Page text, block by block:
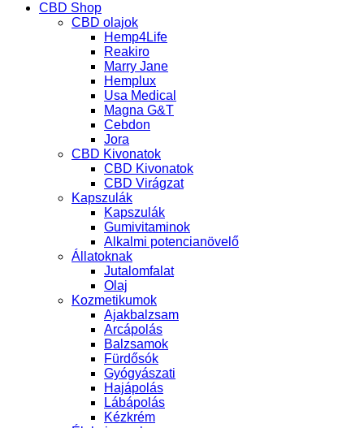
CBD Shop
CBD olajok
Hemp4Life
Reakiro
Marry Jane
Hemplux
Usa Medical
Magna G&T
Cebdon
Jora
CBD Kivonatok
CBD Kivonatok
CBD Virágzat
Kapszulák
Kapszulák
Gumivitaminok
Alkalmi potencianövelő
Állatoknak
Jutalomfalat
Olaj
Kozmetikumok
Ajakbalzsam
Arcápolás
Balzsamok
Fürdősók
Gyógyászati
Hajápolás
Lábápolás
Kézkrém